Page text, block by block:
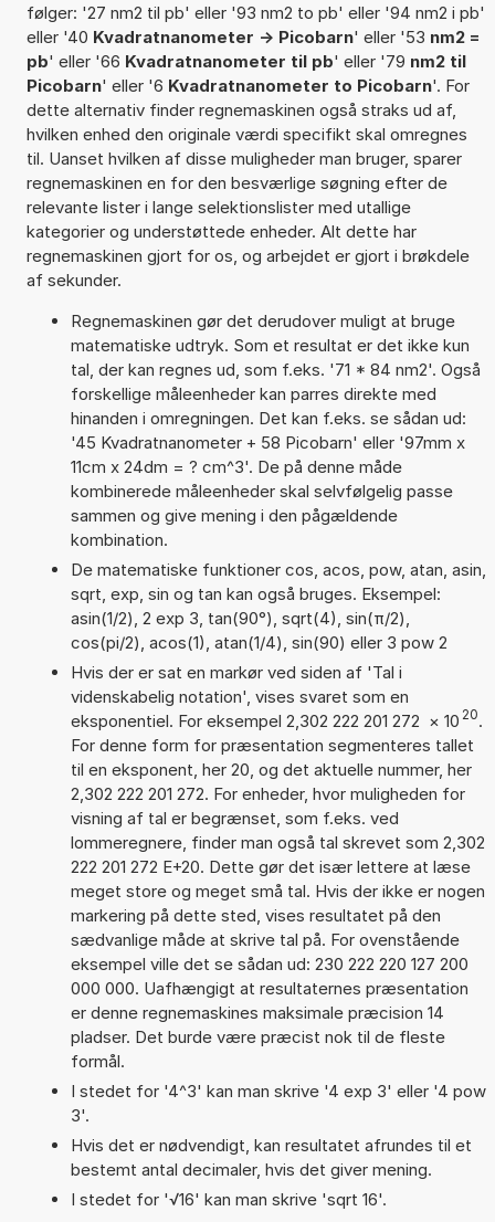
følger: '27 nm2 til pb' eller '93 nm2 to pb' eller '94 nm2 i pb'
eller '40 Kvadratnanometer -> Picobarn' eller '53 nm2 =
pb' eller '66 Kvadratnanometer til pb' eller '79 nm2 til
Picobarn' eller '6 Kvadratnanometer to Picobarn'. For
dette alternativ finder regnemaskinen også straks ud af,
hvilken enhed den originale værdi specifikt skal omregnes
til. Uanset hvilken af disse muligheder man bruger, sparer
regnemaskinen en for den besværlige søgning efter de
relevante lister i lange selektionslister med utallige
kategorier og understøttede enheder. Alt dette har
regnemaskinen gjort for os, og arbejdet er gjort i brøkdele
af sekunder.
Regnemaskinen gør det derudover muligt at bruge
matematiske udtryk. Som et resultat er det ikke kun
tal, der kan regnes ud, som f.eks. '71 * 84 nm2'. Også
forskellige måleenheder kan parres direkte med
hinanden i omregningen. Det kan f.eks. se sådan ud:
'45 Kvadratnanometer + 58 Picobarn' eller '97mm x
11cm x 24dm = ? cm^3'. De på denne måde
kombinerede måleenheder skal selvfølgelig passe
sammen og give mening i den pågældende
kombination.
De matematiske funktioner cos, acos, pow, atan, asin,
sqrt, exp, sin og tan kan også bruges. Eksempel:
asin(1/2), 2 exp 3, tan(90°), sqrt(4), sin(π/2),
cos(pi/2), acos(1), atan(1/4), sin(90) eller 3 pow 2
Hvis der er sat en markør ved siden af 'Tal i
videnskabelig notation', vises svaret som en
eksponentiel. For eksempel 2,302 222 201 272 × 10 20.
For denne form for præsentation segmenteres tallet
til en eksponent, her 20, og det aktuelle nummer, her
2,302 222 201 272. For enheder, hvor muligheden for
visning af tal er begrænset, som f.eks. ved
lommeregnere, finder man også tal skrevet som 2,302
222 201 272 E+20. Dette gør det især lettere at læse
meget store og meget små tal. Hvis der ikke er nogen
markering på dette sted, vises resultatet på den
sædvanlige måde at skrive tal på. For ovenstående
eksempel ville det se sådan ud: 230 222 220 127 200
000 000. Uafhængigt at resultaternes præsentation
er denne regnemaskines maksimale præcision 14
pladser. Det burde være præcist nok til de fleste
formål.
I stedet for '4^3' kan man skrive '4 exp 3' eller '4 pow
3'.
Hvis det er nødvendigt, kan resultatet afrundes til et
bestemt antal decimaler, hvis det giver mening.
I stedet for '√16' kan man skrive 'sqrt 16'.